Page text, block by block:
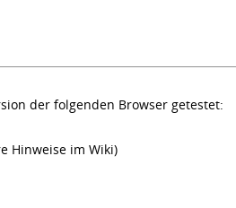
der folgenden Browser getestet:
Hinweise im Wiki)